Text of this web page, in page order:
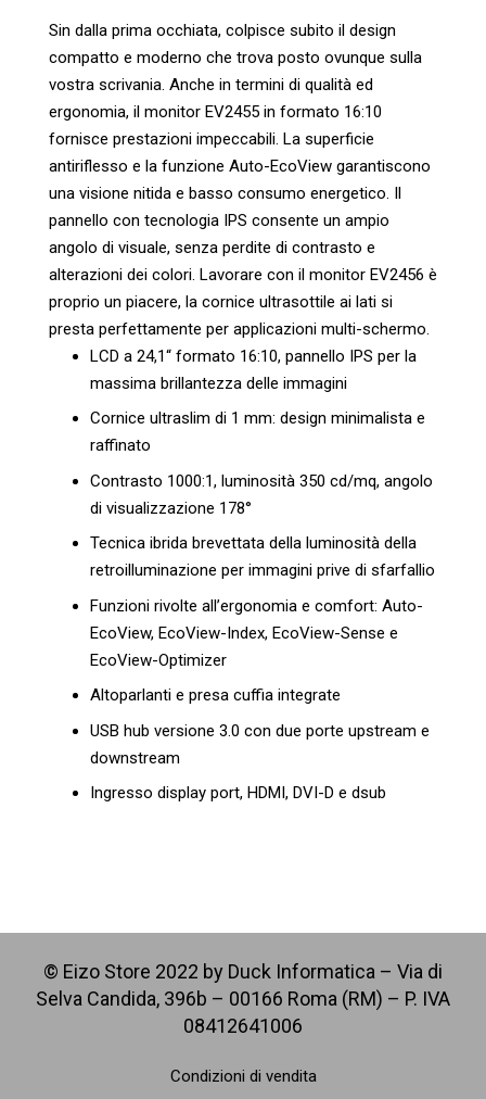
Sin dalla prima occhiata, colpisce subito il design
compatto e moderno che trova posto ovunque sulla
vostra scrivania. Anche in termini di qualità ed
ergonomia, il monitor EV2455 in formato 16:10
fornisce prestazioni impeccabili. La superficie
antiriflesso e la funzione Auto-EcoView garantiscono
una visione nitida e basso consumo energetico. Il
pannello con tecnologia IPS consente un ampio
angolo di visuale, senza perdite di contrasto e
alterazioni dei colori. Lavorare con il monitor EV2456 è
proprio un piacere, la cornice ultrasottile ai lati si
presta perfettamente per applicazioni multi-schermo.
LCD a 24,1“ formato 16:10, pannello IPS per la
massima brillantezza delle immagini
Cornice ultraslim di 1 mm: design minimalista e
raffinato
Contrasto 1000:1, luminosità 350 cd/mq, angolo
di visualizzazione 178°
Tecnica ibrida brevettata della luminosità della
retroilluminazione per immagini prive di sfarfallio
Funzioni rivolte all’ergonomia e comfort: Auto-
EcoView, EcoView-Index, EcoView-Sense e
EcoView-Optimizer
Altoparlanti e presa cuffia integrate
USB hub versione 3.0 con due porte upstream e
downstream
Ingresso display port, HDMI, DVI-D e dsub
© Eizo Store 2022 by Duck Informatica – Via di
Selva Candida, 396b – 00166 Roma (RM) – P. IVA
08412641006
Condizioni di vendita